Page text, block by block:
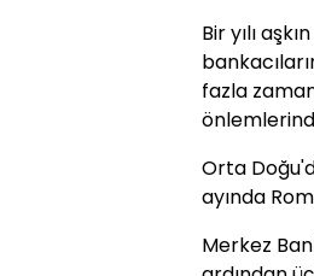
Bir yılı
fazla
Orta
ayında
Merkez